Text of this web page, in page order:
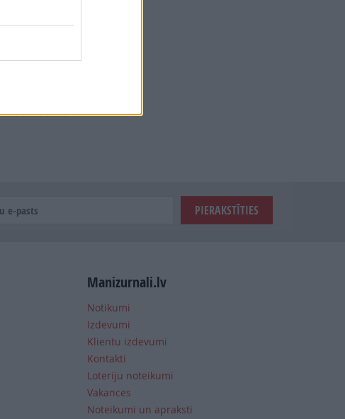
Manizurnali.lv
Notikumi
Izdevumi
Klientu izdevumi
Kontakti
Loteriju noteikumi
Vakances
Noteikumi un apraksti